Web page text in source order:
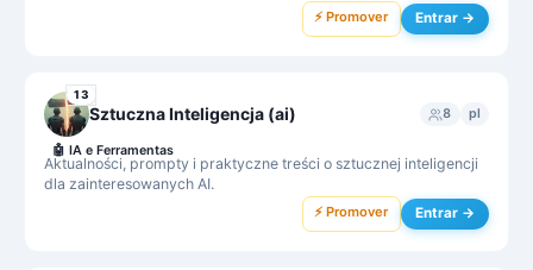
⚡ Promover Entrar →
13
Sztuczna Inteligencja (ai) 8 pl
Aktualności, prompty i praktyczne treści o sztucznej inteligencji
dla zainteresowanych AI.
🤖 IA e Ferramentas
⚡ Promover Entrar →